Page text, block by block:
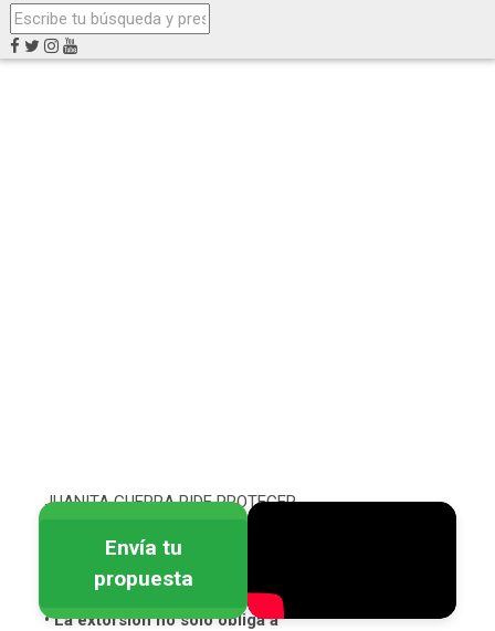
JUANITA GUERRA PIDE PROTEGER
EXTORSIÓN EN MORELOS
• La extorsión no solo obliga a
Envía tu
propuesta